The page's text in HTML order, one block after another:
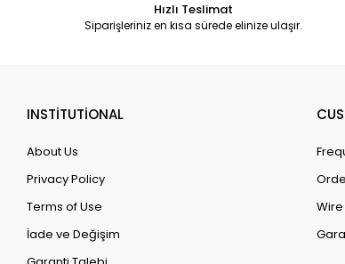
Hızlı Teslimat
Siparişleriniz en kısa sürede elinize ulaşır.
INSTİTUTİONAL
About Us
Privacy Policy
Terms of Use
İade ve Değişim